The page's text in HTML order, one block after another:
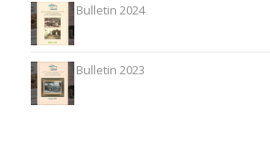
Bulletin 2024
Bulletin 2023